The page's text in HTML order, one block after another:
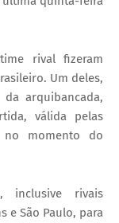
rival fizeram
Um deles,
arquibancada,
válida pelas
momento do
inclusive rivais
e São Paulo, para